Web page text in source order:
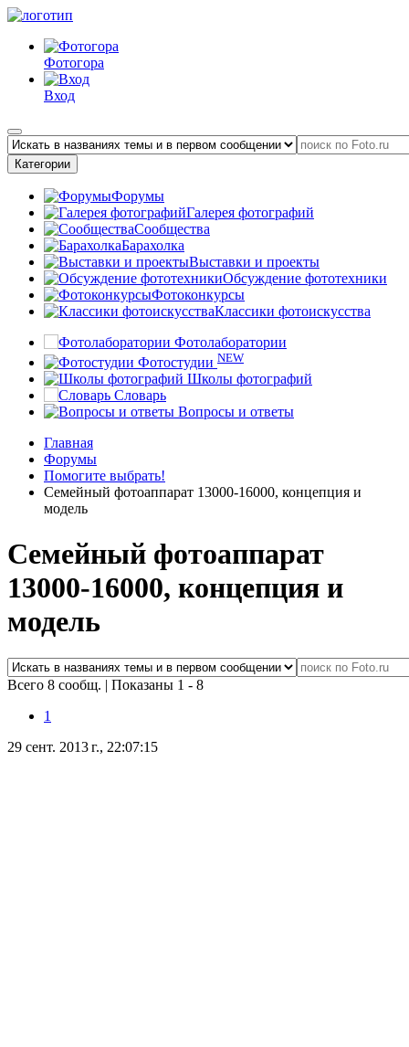
Фотогора
Вход
Категории
Форумы
Галерея фотографий
Сообщества
Барахолка
Выставки и проекты
Обсуждение фототехники
Фотоконкурсы
Классики фотоискусства
Фотолаборатории
Фотостудии NEW
Школы фотографий
Словарь
Вопросы и ответы
Главная
Форумы
Помогите выбрать!
Семейный фотоаппарат 13000-16000, концепция и
модель
Семейный фотоаппарат
13000-16000, концепция и
модель
Всего 8 сообщ. | Показаны 1 - 8
1
29 сент. 2013 г., 22:07:15